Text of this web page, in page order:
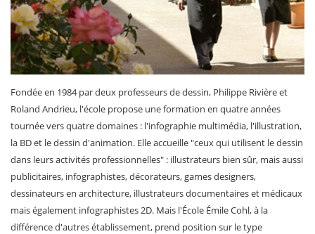
Fondée en 1984 par deux professeurs de dessin, Philippe Rivière et
Roland Andrieu, l'école propose une formation en quatre années
tournée vers quatre domaines : l'infographie multimédia, l'illustration,
la BD et le dessin d'animation. Elle accueille "ceux qui utilisent le dessin
dans leurs activités professionnelles" : illustrateurs bien sûr, mais aussi
publicitaires, infographistes, décorateurs, games designers,
dessinateurs en architecture, illustrateurs documentaires et médicaux
mais également infographistes 2D. Mais l'École Émile Cohl, à la
différence d'autres établissement, prend position sur le type